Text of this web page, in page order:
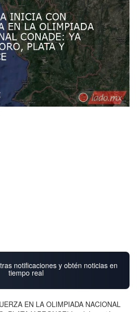
notificaciones y obtén noticias en
tiempo real
EN LA OLIMPIADA NACIONAL